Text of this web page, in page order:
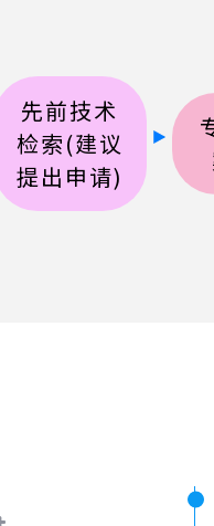
先前技术
检索(建议
提出申请)